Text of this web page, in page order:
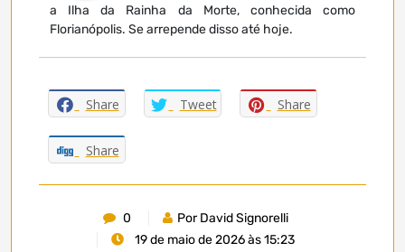
a Ilha da Rainha da Morte, conhecida como
Florianópolis. Se arrepende disso até hoje.
Share Tweet Share
Share
0
Por David Signorelli
19 de maio de 2026 às 15:23